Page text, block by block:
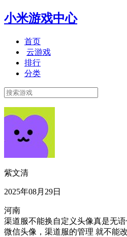
小米游戏中心
首页
云游戏
排行
分类
紫文清
2025年08月29日
河南
渠道服不能换自定义头像真是无
微信头像，渠道服的管理 就不能